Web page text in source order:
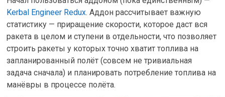
Kerbal Engineer Redux. Аддон рассчитывает важную
статистику — приращение скорости, которое даст вся
ракета в целом и ступени в отдельности, что позволяет
строить ракеты у которых точно хватит топлива на
запланированный полёт (совсем не тривиальная
задача сначала) и планировать потребление топлива на
манёвры в процессе полёта.